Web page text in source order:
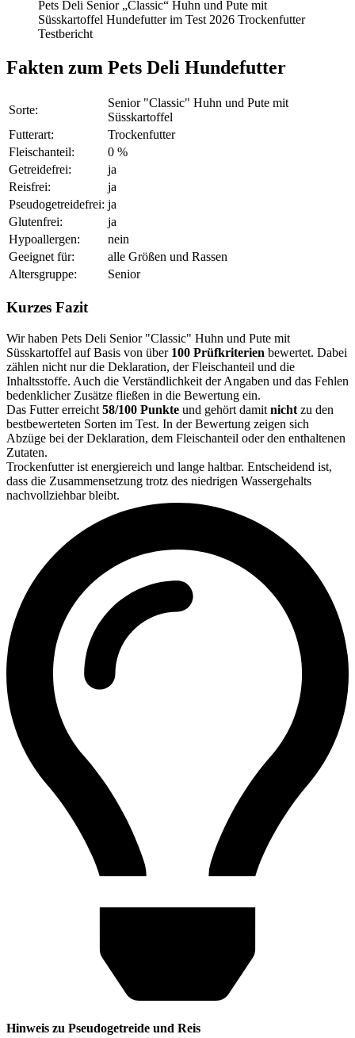
Pets Deli Senior „Classic“ Huhn und Pute mit
Süsskartoffel Hundefutter im Test 2026 Trockenfutter
Testbericht
Fakten zum Pets Deli Hundefutter
Sorte:
Senior "Classic" Huhn und Pute mit
Süsskartoffel
Futterart:
Trockenfutter
Fleischanteil:
0 %
Getreidefrei:
ja
Reisfrei:
ja
Pseudogetreidefrei: ja
Glutenfrei:
ja
Hypoallergen:
nein
Geeignet für:
alle Größen und Rassen
Altersgruppe:
Senior
Kurzes Fazit
Wir haben Pets Deli Senior "Classic" Huhn und Pute mit
Süsskartoffel auf Basis von über 100 Prüfkriterien bewertet. Dabei
zählen nicht nur die Deklaration, der Fleischanteil und die
Inhaltsstoffe. Auch die Verständlichkeit der Angaben und das Fehlen
bedenklicher Zusätze fließen in die Bewertung ein.
Das Futter erreicht 58/100 Punkte und gehört damit nicht zu den
bestbewerteten Sorten im Test. In der Bewertung zeigen sich
Abzüge bei der Deklaration, dem Fleischanteil oder den enthaltenen
Zutaten.
Trockenfutter ist energiereich und lange haltbar. Entscheidend ist,
dass die Zusammensetzung trotz des niedrigen Wassergehalts
nachvollziehbar bleibt.
Hinweis zu Pseudogetreide und Reis